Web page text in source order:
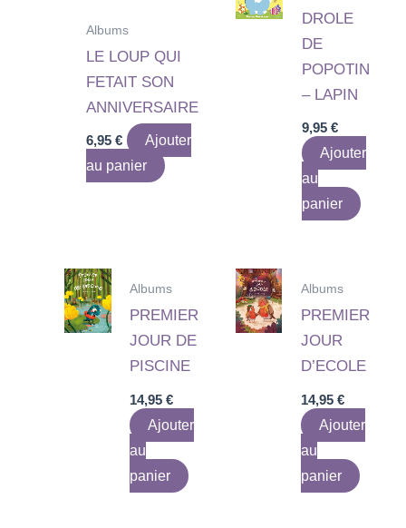
Albums
LE LOUP QUI
FETAIT SON
ANNIVERSAIRE
6,95€
Ajouter
au panier
DROLE
DE
POPOTIN
– LAPIN
9,95 €
Ajouter
au
panier
Albums
PREMIER
JOUR DE
PISCINE
14,95€
Ajouter
au
panier
Albums
PREMIER
JOUR
D’ECOLE
14,95 €
Ajouter
au
panier